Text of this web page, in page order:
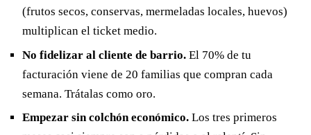
(frutos secos, conservas, mermeladas locales, huevos)
multiplican el ticket medio.
No fidelizar al cliente de barrio. El 70% de tu
facturación viene de 20 familias que compran cada
semana. Trátalas como oro.
Empezar sin colchón económico. Los tres primeros